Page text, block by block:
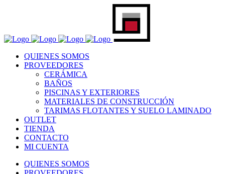
QUIENES SOMOS
PROVEEDORES
CERÁMICA
BAÑOS
PISCINAS Y EXTERIORES
MATERIALES DE CONSTRUCCIÓN
TARIMAS FLOTANTES Y SUELO LAMINADO
OUTLET
TIENDA
CONTACTO
MI CUENTA
QUIENES SOMOS